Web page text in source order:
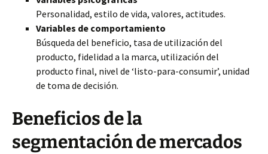
Personalidad, estilo de vida, valores, actitudes.
Variables de comportamiento
Búsqueda del beneficio, tasa de utilización del
producto, fidelidad a la marca, utilización del
producto final, nivel de ‘listo-para-consumir’, unidad
de toma de decisión.
Beneficios de la
segmentación de mercados